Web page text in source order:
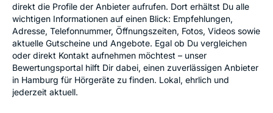
direkt die Profile der Anbieter aufrufen. Dort erhältst Du alle
wichtigen Informationen auf einen Blick: Empfehlungen,
Adresse, Telefonnummer, Öffnungszeiten, Fotos, Videos sowie
aktuelle Gutscheine und Angebote. Egal ob Du vergleichen
oder direkt Kontakt aufnehmen möchtest – unser
Bewertungsportal hilft Dir dabei, einen zuverlässigen Anbieter
in Hamburg für Hörgeräte zu finden. Lokal, ehrlich und
jederzeit aktuell.